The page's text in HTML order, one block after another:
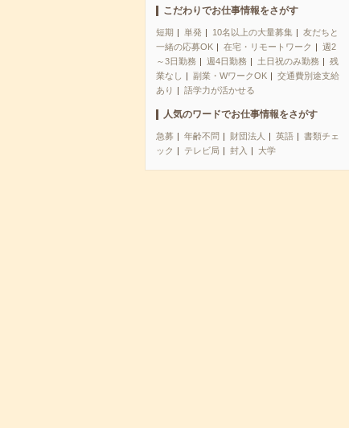
こだわりでお仕事情報をさがす
短期 単発 10名以上の大量募集
友だちと
一緒の応募OK
在宅・リモートワーク
週2
～3日勤務
週4日勤務 土日祝のみ勤務
残
業なし
副業・WワークOK
交通費別途支給
あり
語学力が活かせる
人気のワードでお仕事情報をさがす
急募 年齢不問 財団法人 英語
書類チェ
ック
テレビ局 封入 大学